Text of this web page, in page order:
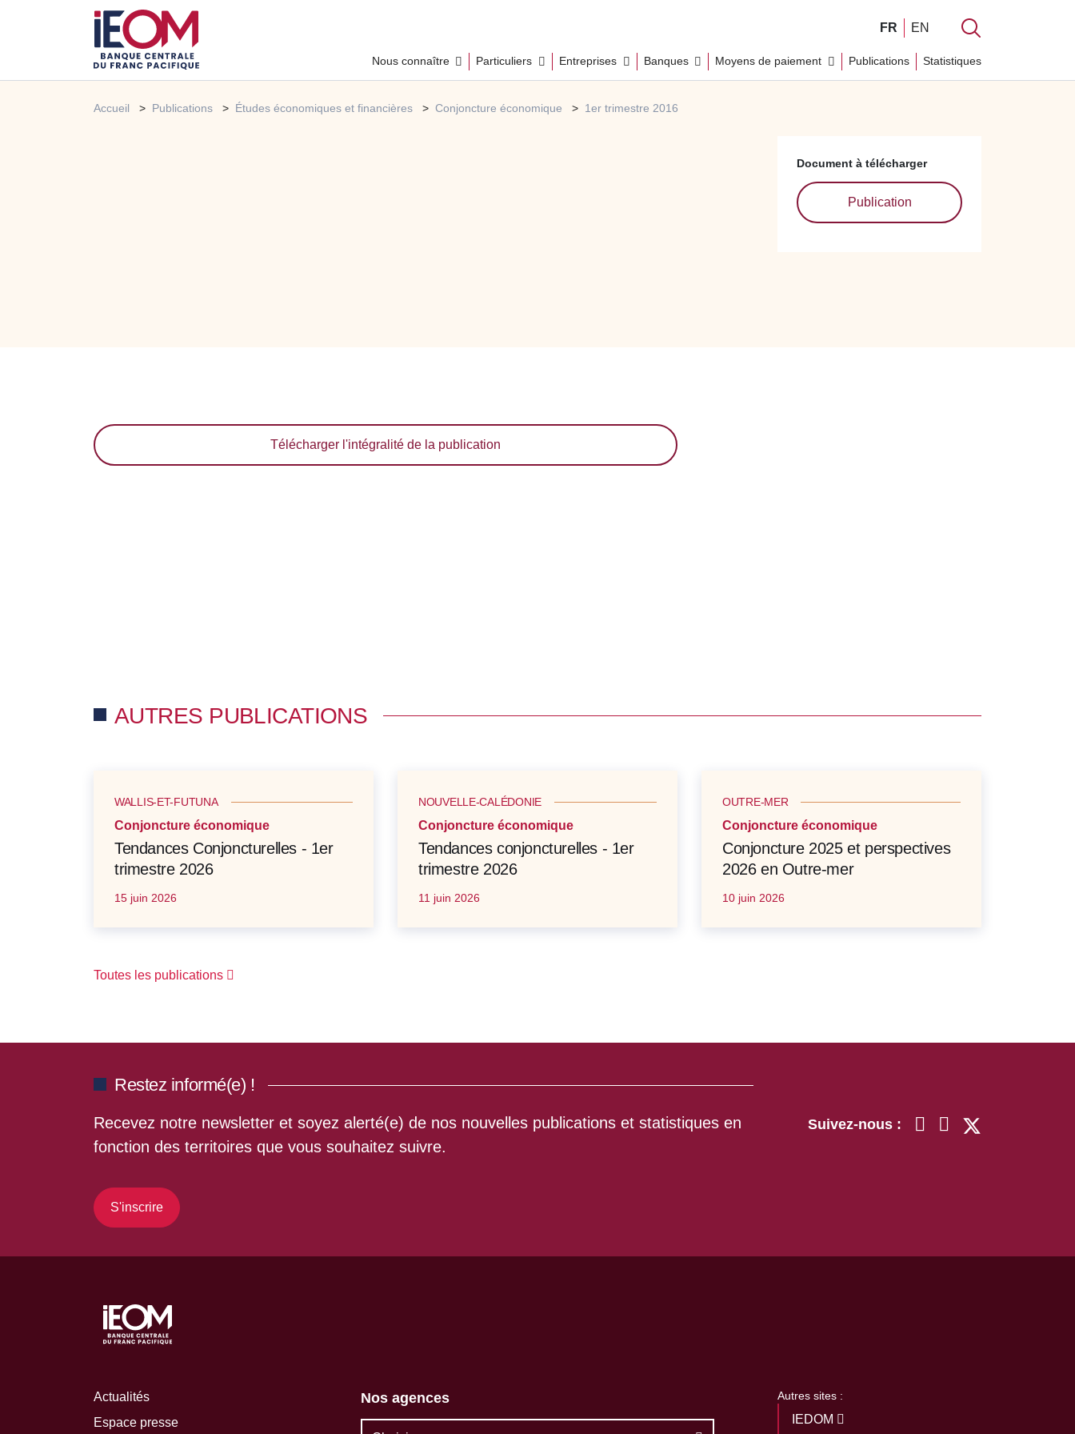
FR EN
Nous connaître Particuliers Entreprises Banques Moyens de paiement Publications Statistiques
Accueil Publications Études économiques et financières Conjoncture économique 1er trimestre 2016
Document à télécharger
Publication
Télécharger l'intégralité de la publication
AUTRES PUBLICATIONS
WALLIS-ET-FUTUNA
Conjoncture économique
Tendances Conjoncturelles - 1er
trimestre 2026
15 juin 2026
NOUVELLE-CALÉDONIE
Conjoncture économique
Tendances conjoncturelles - 1er
trimestre 2026
11 juin 2026
OUTRE-MER
Conjoncture économique
Conjoncture 2025 et perspectives
2026 en Outre-mer
10 juin 2026
Toutes les publications
Restez informé(e) !
Recevez notre newsletter et soyez alerté(e) de nos nouvelles publications et statistiques en
fonction des territoires que vous souhaitez suivre.
S'inscrire
Suivez-nous :
Actualités
Espace presse
Nos agences Autres sites :
IEDOM